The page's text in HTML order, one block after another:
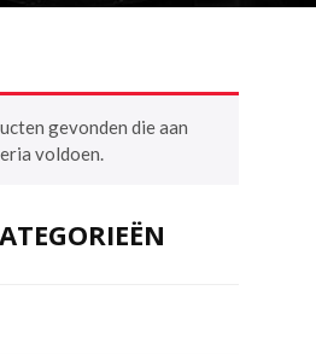
gevonden die aan
voldoen.